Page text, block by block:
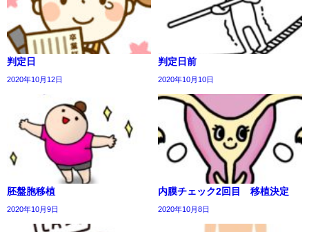
判定日
2020年10月12日
判定日前
2020年10月10日
胚盤胞移植
2020年10月9日
内膜チェック2回目 移植決定
2020年10月8日